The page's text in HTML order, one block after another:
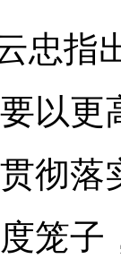
忠指
以更
彻落
笼子